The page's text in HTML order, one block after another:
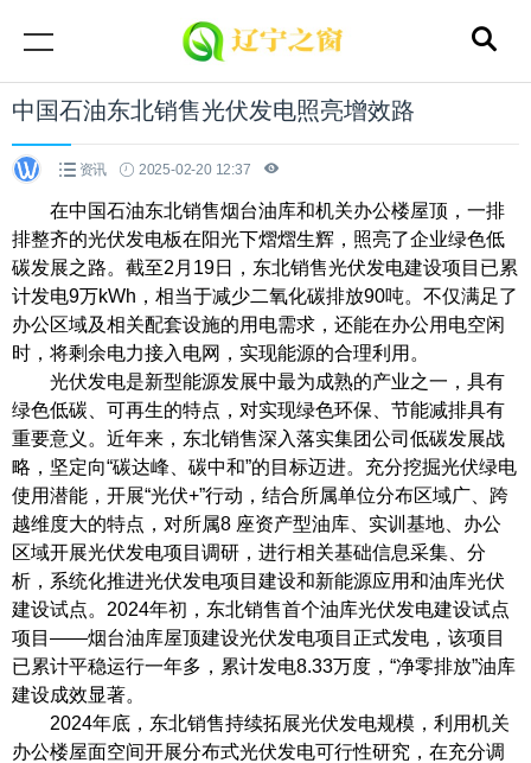
中国石油东北销售光伏发电照亮增效路
资讯 2025-02-20 12:37
在中国石油东北销售烟台油库和机关办公楼屋顶，一排
排整齐的光伏发电板在阳光下熠熠生辉，照亮了企业绿色低
碳发展之路。截至2月19日，东北销售光伏发电建设项目已累
计发电9万kWh，相当于减少二氧化碳排放90吨。不仅满足了
办公区域及相关配套设施的用电需求，还能在办公用电空闲
时，将剩余电力接入电网，实现能源的合理利用。
光伏发电是新型能源发展中最为成熟的产业之一，具有
绿色低碳、可再生的特点，对实现绿色环保、节能减排具有
重要意义。近年来，东北销售深入落实集团公司低碳发展战
略，坚定向“碳达峰、碳中和”的目标迈进。充分挖掘光伏绿电
使用潜能，开展“光伏+”行动，结合所属单位分布区域广、跨
越维度大的特点，对所属8 座资产型油库、实训基地、办公
区域开展光伏发电项目调研，进行相关基础信息采集、分
析，系统化推进光伏发电项目建设和新能源应用和油库光伏
建设试点。2024年初，东北销售首个油库光伏发电建设试点
项目——烟台油库屋顶建设光伏发电项目正式发电，该项目
已累计平稳运行一年多，累计发电8.33万度，“净零排放”油库
建设成效显著。
2024年底，东北销售持续拓展光伏发电规模，利用机关
办公楼屋面空间开展分布式光伏发电可行性研究，在充分调